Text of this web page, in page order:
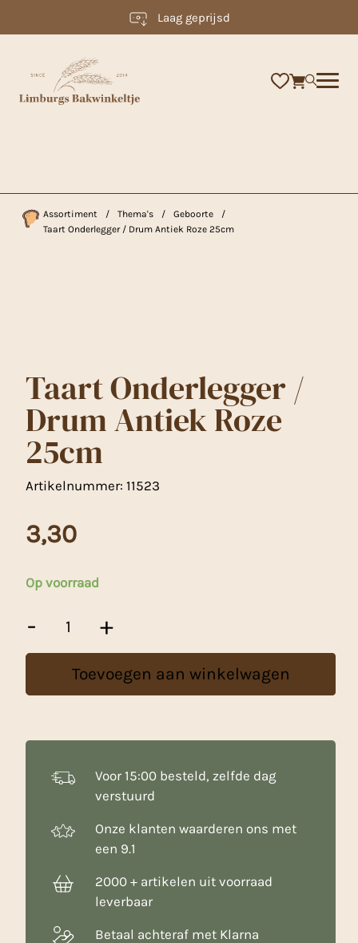
Laag geprijsd
Assortiment / Thema's / Geboorte
/
Taart Onderlegger / Drum Antiek Roze 25cm
Taart Onderlegger /
Drum Antiek Roze
25cm
Artikelnummer: 11523
3,30
Op voorraad
-
Onderlegger
Drum
Roze
+
Toevoegen aan winkelwagen
Voor 15:00 besteld, zelfde dag
verstuurd
Onze klanten waarderen ons met
een 9.1
2000 + artikelen uit voorraad
leverbaar
Betaal achteraf met Klarna